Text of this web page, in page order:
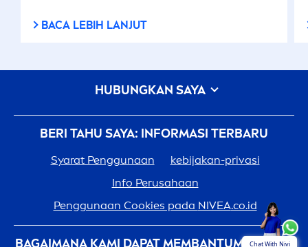
BACA LEBIH LANJUT
Chat With Nivi
BERI TAHU SAYA: INFORMASI TERBARU
Syarat Penggunaan
kebijakan-privasi
Info Perusahaan
Penggunaan Cookies pada NIVEA.co.id
BAGAIMANA KAMI DAPAT MEMBANTUMU: LEBIH
HUBUNGKAN SAYA